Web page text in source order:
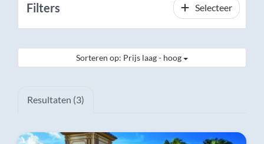
Filters Selecteer
Sorteren op: Prijs laag - hoog
Resultaten (3)